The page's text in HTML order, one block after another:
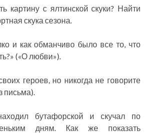
картину с ялтинской скуки? Найти
скука сезона.
и как обманчиво было все то, что
(«О любви»).
героев, но никогда не говорите
письма).
бутафорской и скучал по
дням. Как же показать